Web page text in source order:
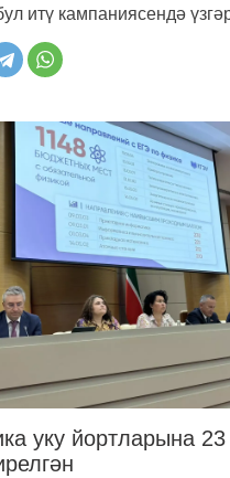
итү кампаниясендә
уку йортларына